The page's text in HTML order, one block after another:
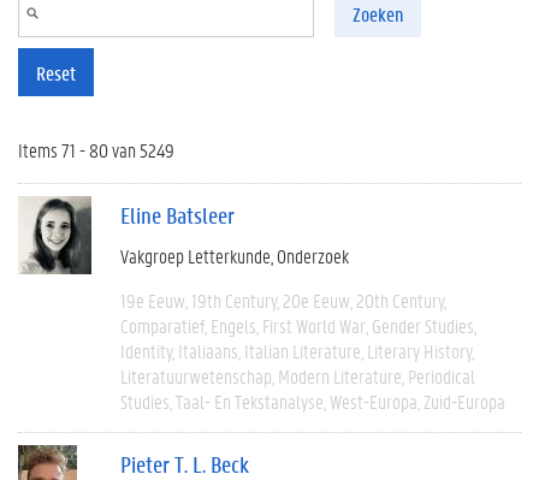
Zoeken
Reset
Items 71 - 80 van 5249
Eline Batsleer
Vakgroep Letterkunde Onderzoek
19e Eeuw 19th Century 20e Eeuw 20th Century
Comparatief Engels First World War Gender Studies
Identity Italiaans Italian Literature Literary History
Literatuurwetenschap Modern Literature Periodical
Studies Taal- En Tekstanalyse West-Europa Zuid-Europa
Pieter T. L. Beck